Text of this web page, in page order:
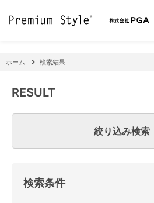
ホーム 検索結果
RESULT
絞り込み検索
ので、「適合機種
検索条件